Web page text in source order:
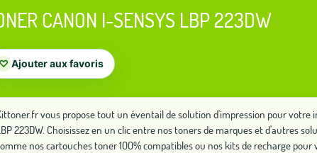
CANON I-SENSYS LBP 223DW
♡ Ajouter aux favoris
vous propose tout un éventail de solution d'impression pour votre
223DW. Choisissez en un clic entre nos toners de marques et d'autres
nos cartouches toner 100% compatibles ou nos kits de recharge